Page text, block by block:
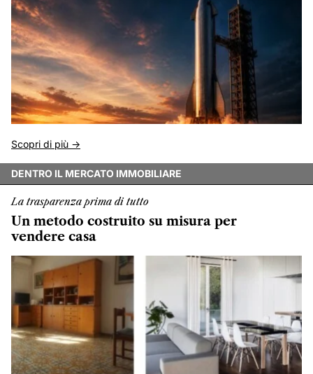
Scopri di più ->
DENTRO IL MERCATO IMMOBILIARE
La trasparenza prima di tutto
Un metodo costruito su misura per
vendere casa